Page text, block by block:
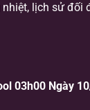
lịch sử đối
03h00 Ngày